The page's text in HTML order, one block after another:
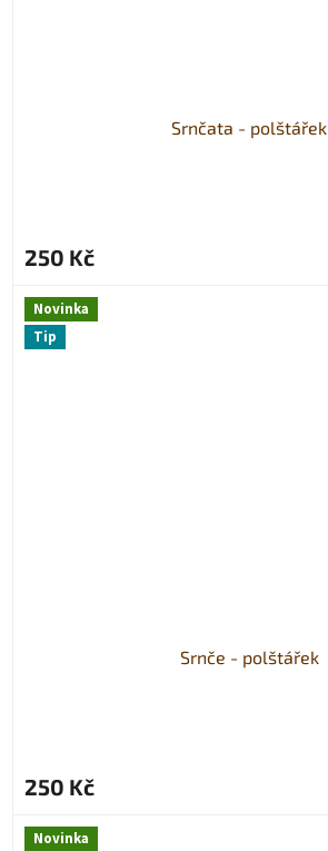
Srnčata - polštářek
250 Kč
Novinka
Tip
Srnče - polštářek
250 Kč
Novinka